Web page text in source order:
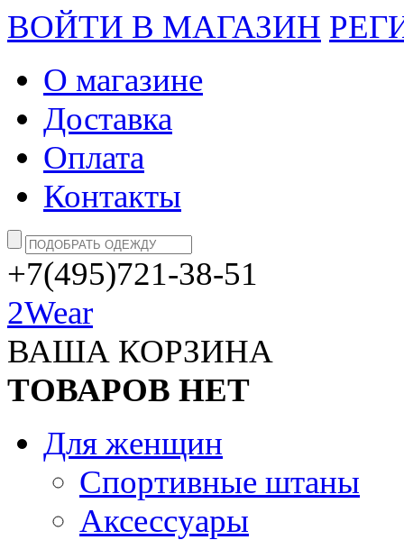
ВОЙТИ В МАГАЗИН
О магазине
Доставка
Оплата
Контакты
+7(495)721-38-51
2Wear
ВАША КОРЗИНА
ТОВАРОВ НЕТ
Для женщин
Спортивные штаны
Аксессуары